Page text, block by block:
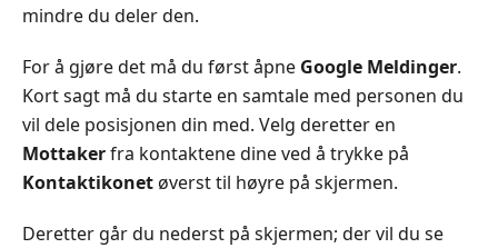
mindre du deler den.
For å gjøre det må du først åpne Google Meldinger.
Kort sagt må du starte en samtale med personen du
vil dele posisjonen din med. Velg deretter en
Mottakerfra kontaktene dine ved å trykke på
Kontaktikonetøverst til høyre på skjermen.
Deretter går du nederst på skjermen; der vil du se